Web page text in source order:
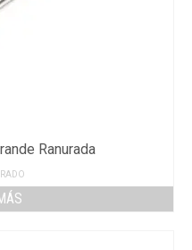
Ranurada